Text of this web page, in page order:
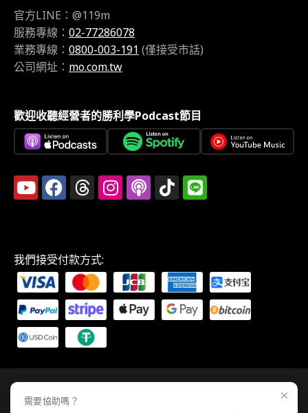
官方LINE：@119m
服務專線： 02-77286078
業務專線： 0800-003-191 (僅接受市話)
公司網址： mo.com.tw
歡迎收聽經營者的勝利學Podcast節目
我們接受付款方式:
需要協助嗎？